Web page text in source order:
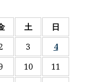
土
日
3
4
10
11